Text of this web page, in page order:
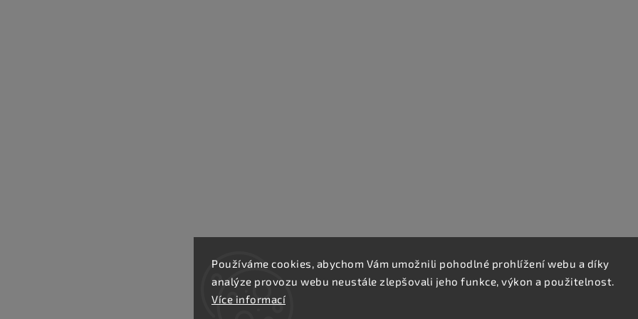
Používáme cookies, abychom Vám umožnili pohodlné prohlížení webu a díky
analýze provozu webu neustále zlepšovali jeho funkce, výkon a použitelnost.
Více informací